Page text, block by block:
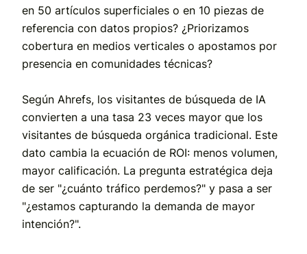
en 50 artículos superficiales o en 10 piezas de
referencia con datos propios? ¿Priorizamos
cobertura en medios verticales o apostamos por
presencia en comunidades técnicas?
Según Ahrefs, los visitantes de búsqueda de IA
convierten a una tasa 23 veces mayor que los
visitantes de búsqueda orgánica tradicional. Este
dato cambia la ecuación de ROI: menos volumen,
mayor calificación. La pregunta estratégica deja
de ser "¿cuánto tráfico perdemos?" y pasa a ser
"¿estamos capturando la demanda de mayor
intención?".